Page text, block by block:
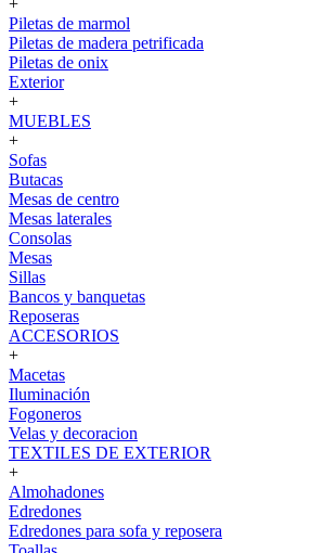
+
Piletas de marmol
Piletas de madera petrificada
Piletas de onix
Exterior
+
MUEBLES
+
Sofas
Butacas
Mesas de centro
Mesas laterales
Consolas
Mesas
Sillas
Bancos y banquetas
Reposeras
ACCESORIOS
+
Macetas
Iluminación
Fogoneros
Velas y decoracion
TEXTILES DE EXTERIOR
+
Almohadones
Edredones
Edredones para sofa y reposera